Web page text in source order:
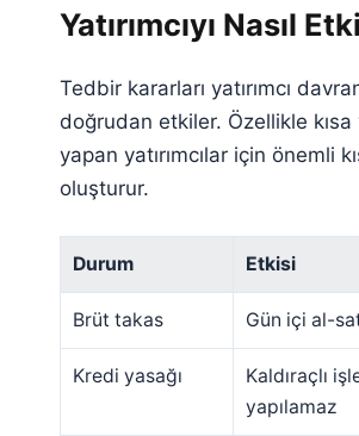
Yatırımcıyı Nasıl
Tedbir kararları yatırımcı
doğrudan etkiler. Özellikle
yapan yatırımcılar için önemli
oluşturur.
Durum Etkisi
Brüt takas Gün içi al-
Kredi yasağı
Kaldıraçlı
yapılamaz